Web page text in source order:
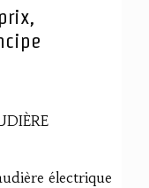
électrique